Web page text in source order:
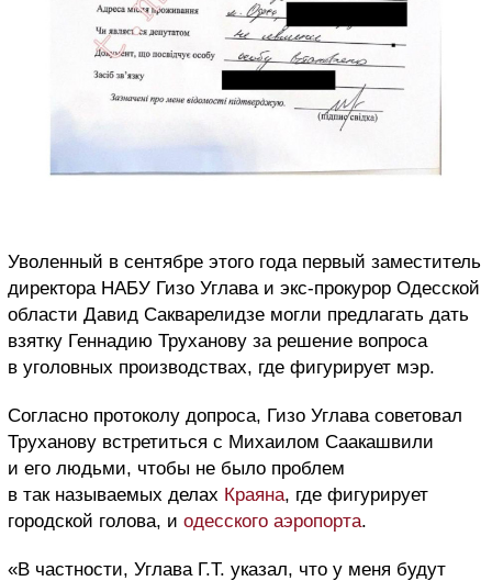
Уволенный в сентябре этого года первый заместитель
директора НАБУ Гизо Углава и экс-прокурор Одесской
области Давид Сакварелидзе могли предлагать дать
взятку Геннадию Труханову за решение вопроса
в уголовных производствах, где фигурирует мэр.
Согласно протоколу допроса, Гизо Углава советовал
Труханову встретиться с Михаилом Саакашвили
и его людьми, чтобы не было проблем
в так называемых делах Краяна, где фигурирует
городской голова, и одесского аэропорта.
«В частности, Углава Г.Т. указал, что у меня будут